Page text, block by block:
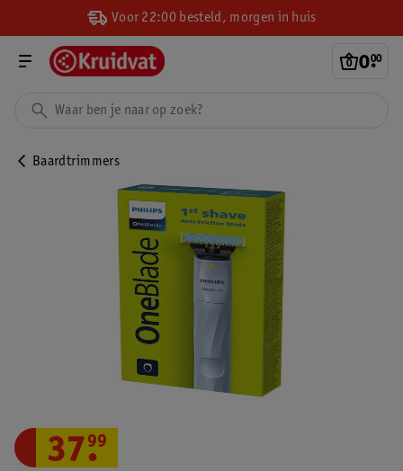
Voor 22:00 besteld, morgen in huis
0.
00
Baardtrimmers
37.
99